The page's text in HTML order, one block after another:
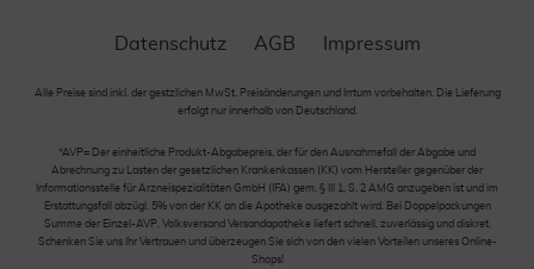
Datenschutz AGB Impressum
Alle Preise sind inkl. der gestzlichen MwSt. Preisänderungen und Irrtum vorbehalten. Die Lieferung
erfolgt nur innerhalb von Deutschland.
*AVP= Der einheitliche Produkt-Abgabepreis, der für den Ausnahmefall der Abgabe und
Abrechnung zu Lasten der gesetzlichen Krankenkassen (KK) vom Hersteller gegenüber der
Informationsstelle für Arzneispezialitäten GmbH (IFA) gem. § III 1, S. 2 AMG anzugeben ist und im
Erstattungsfall abzügl. 5% von der KK an die Apotheke ausgezahlt wird. Bei Doppelpackungen
Summe der Einzel-AVP. Volksversand Versandapotheke liefert schnell, zuverlässig und diskret.
Schenken Sie uns Ihr Vertrauen und überzeugen Sie sich von den vielen Vorteilen unseres Online-
Shops!